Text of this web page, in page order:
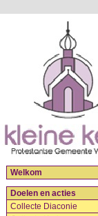
Welkom
Doelen en acties
Collecte Diaconie